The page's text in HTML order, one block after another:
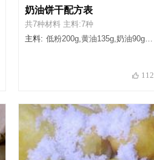
奶油饼干配方表
共7种材料 主料:7种
主料: 低粉200g,黄油135g,奶油90g,盐1g,糖粉45g,裱花袋1个,裱花嘴1个
112